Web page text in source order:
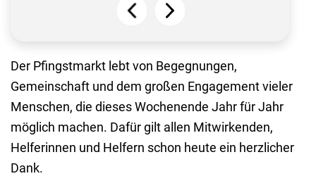
Der Pfingstmarkt lebt von Begegnungen,
Gemeinschaft und dem großen Engagement vieler
Menschen, die dieses Wochenende Jahr für Jahr
möglich machen. Dafür gilt allen Mitwirkenden,
Helferinnen und Helfern schon heute ein herzlicher
Dank.